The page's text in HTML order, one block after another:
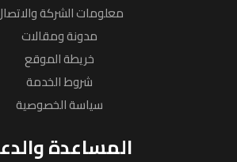
معلومات الشركة
مدونة ومقالات
خريطة الموقع
شروط الخدمة
سياسة الخصوصية
المساعدة